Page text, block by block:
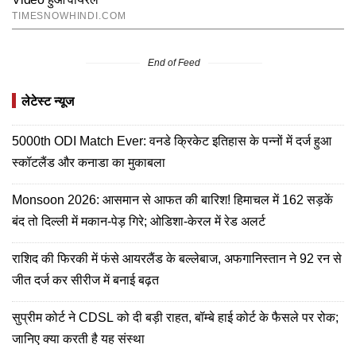
End of Feed
लेटेस्ट न्यूज
5000th ODI Match Ever: वनडे क्रिकेट इतिहास के पन्नों में दर्ज हुआ
स्कॉटलैंड और कनाडा का मुकाबला
Monsoon 2026: आसमान से आफत की बारिश! हिमाचल में 162 सड़कें
बंद तो दिल्ली में मकान-पेड़ गिरे; ओडिशा-केरल में रेड अलर्ट
राशिद की फिरकी में फंसे आयरलैंड के बल्लेबाज, अफगानिस्तान ने 92 रन से
जीत दर्ज कर सीरीज में बनाई बढ़त
सुप्रीम कोर्ट ने CDSL को दी बड़ी राहत, बॉम्बे हाई कोर्ट के फैसले पर रोक;
जानिए क्या करती है यह संस्था